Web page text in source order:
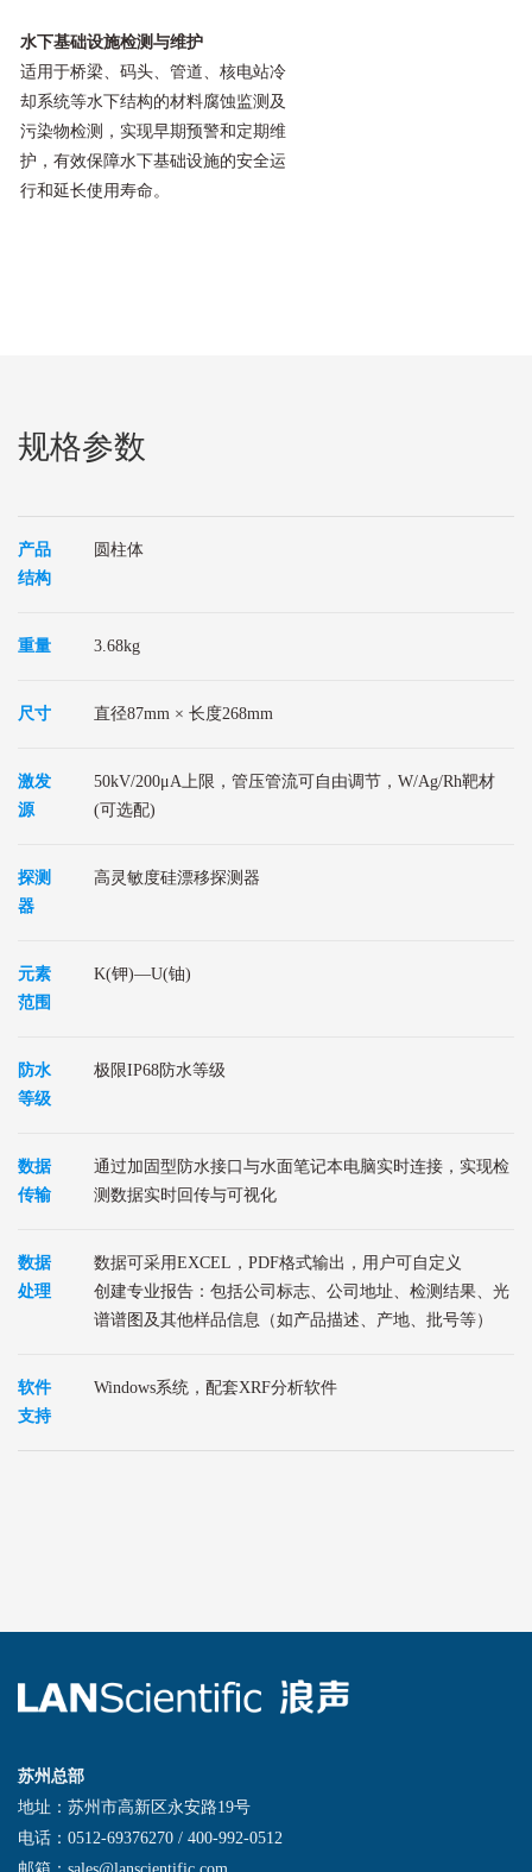
水下基础设施检测与维护
适用于桥梁、码头、管道、核电站冷
却系统等水下结构的材料腐蚀监测及
污染物检测，实现早期预警和定期维
护，有效保障水下基础设施的安全运
行和延长使用寿命。
规格参数
产品
结构
圆柱体
重量 3.68kg
尺寸 直径87mm × 长度268mm
激发
源
50kV/200μA上限，管压管流可自由调节，W/Ag/Rh靶材
(可选配)
探测
器
高灵敏度硅漂移探测器
元素
范围
K(钾)—U(铀)
防水
等级
极限IP68防水等级
数据
传输
通过加固型防水接口与水面笔记本电脑实时连接，实现检
测数据实时回传与可视化
数据
处理
数据可采用EXCEL，PDF格式输出，用户可自定义
创建专业报告：包括公司标志、公司地址、检测结果、光
谱谱图及其他样品信息（如产品描述、产地、批号等）
软件
支持
Windows系统，配套XRF分析软件
苏州总部
地址：苏州市高新区永安路19号
电话：0512-69376270 / 400-992-0512